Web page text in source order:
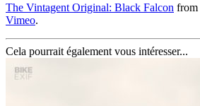
The Vintagent Original: Black Falcon from
Vimeo.
Cela pourrait également vous intéresser...